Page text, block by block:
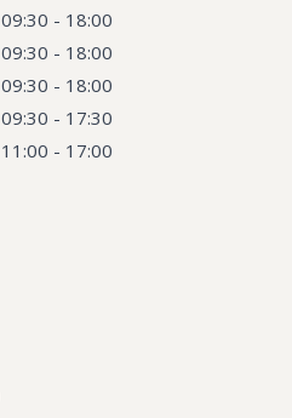
09:30 - 18:00
09:30 - 18:00
09:30 - 18:00
09:30 - 17:30
11:00 - 17:00